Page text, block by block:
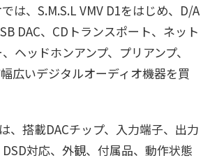
は、S.M.S.L VMV D1をはじめ、D/A
DAC、CDトランスポート、ネット
ヘッドホンアンプ、プリアンプ、
広いデジタルオーディオ機器を買
、搭載DACチップ、入力端子、出力
対応、外観、付属品、動作状態